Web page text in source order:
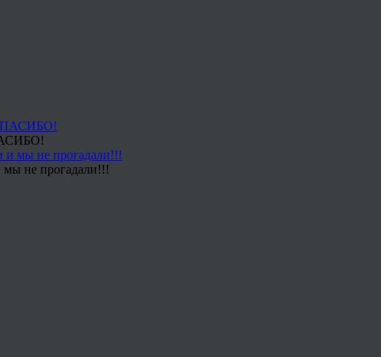
мы не прогадали!!!